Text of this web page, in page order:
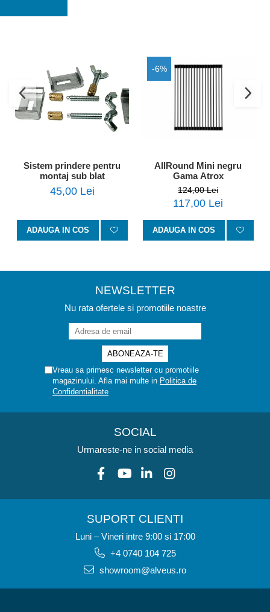
Sistem prindere pentru
montaj sub blat
45,00 Lei
ADAUGA IN COS
-6%
AllRound Mini negru
Gama Atrox
124,00 Lei
117,00 Lei
ADAUGA IN COS
NEWSLETTER
Nu rata ofertele si promotiile noastre
Vreau sa primesc newsletter cu promotiile
magazinului. Afla mai multe in Politica de
Confidentialitate
SOCIAL
Urmareste-ne in social media
SUPORT CLIENTI
Luni – Vineri intre 9:00 si 17:00
+4 0740 104 725
showroom@alveus.ro